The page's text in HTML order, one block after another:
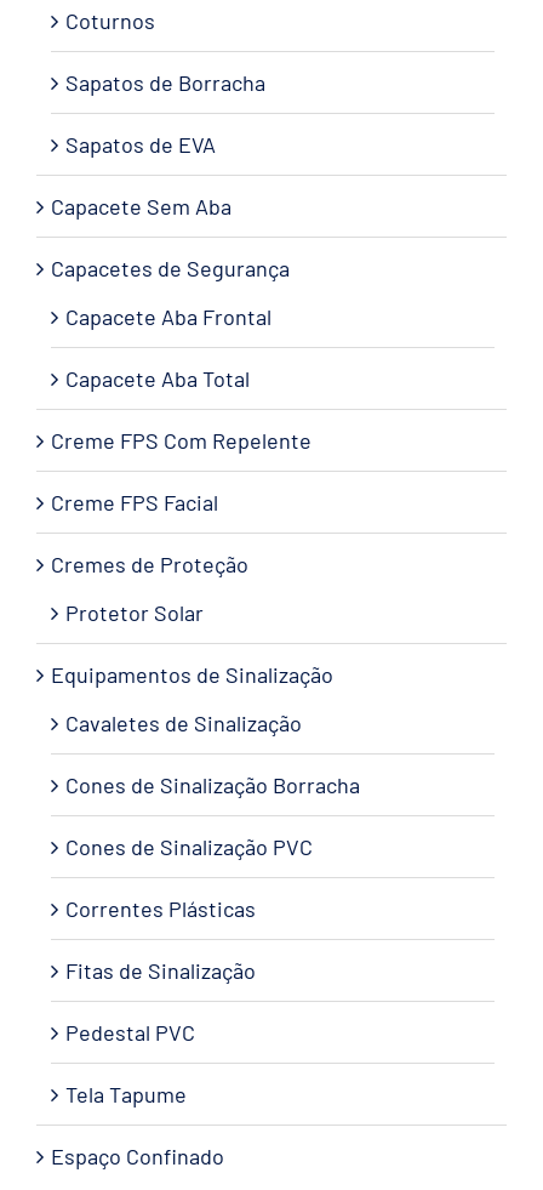
Coturnos
Sapatos de Borracha
Sapatos de EVA
Capacete Sem Aba
Capacetes de Segurança
Capacete Aba Frontal
Capacete Aba Total
Creme FPS Com Repelente
Creme FPS Facial
Cremes de Proteção
Protetor Solar
Equipamentos de Sinalização
Cavaletes de Sinalização
Cones de Sinalização Borracha
Cones de Sinalização PVC
Correntes Plásticas
Fitas de Sinalização
Pedestal PVC
Tela Tapume
Espaço Confinado